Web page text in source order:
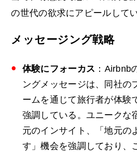
の世代の欲求にアピールしてい
メッセージング戦略
体験にフォーカス ：Airbnb
ングメッセージは、同社の
ームを通じて旅行者が体験
強調している。ユニークな
元のインサイト、「地元の
す」機会を強調しており、